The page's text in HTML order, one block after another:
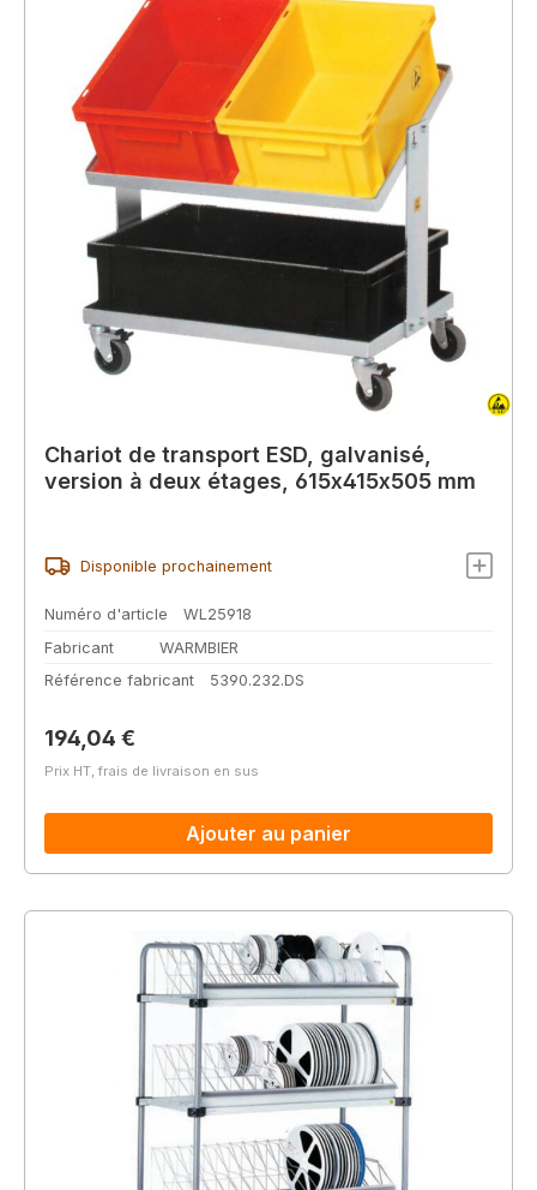
Chariot de transport ESD, galvanisé,
version à deux étages, 615x415x505 mm
Disponible prochainement
Numéro d'article
WL25918
Fabricant
WARMBIER
Référence fabricant
5390.232.DS
Prix régulier :
194,04 €
Prix HT, frais de livraison en sus
Ajouter au panier